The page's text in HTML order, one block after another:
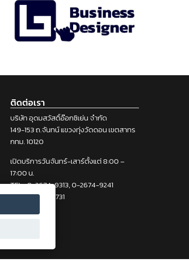
ติดต่อเรา
บริษัท อุดมสวัสดิ์อ๊อกซิเย่น จำกัด
149-153 ถ.จันทน์ แขวงทุ่งวัดดอน เขตสาทร
กทม. 10120
เปิดบริการวันจันทร์-เสาร์ตั้งแต่ 8:00 –
17:00 น.
TEL : 0-2674-9313, 0-2674-9241
FAX : 0-2212-2731